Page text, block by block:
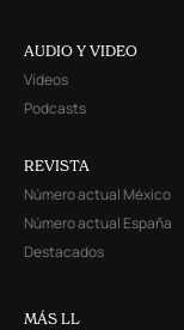
AUDIO Y VIDEO
Videos
Podcasts
REVISTA
Número actual México
Número actual España
Destacados
MÁS LL